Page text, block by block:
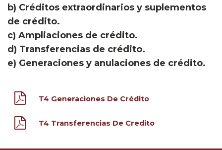
b) Créditos extraordinarios y suplementos
de crédito.
c) Ampliaciones de crédito.
d) Transferencias de crédito.
e) Generaciones y anulaciones de crédito.
T4 Generaciones De Crédito
T4 Transferencias De Credito